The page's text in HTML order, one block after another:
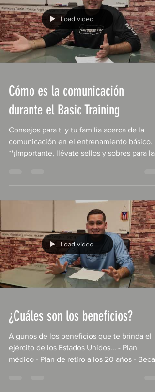
Load video
Cómo es la comunicación
durante el Basic Training
Consejos para ti y tu familia acerca de la
comunicación en el entrenamiento básico.
Load video
¿Cuáles son los beneficios?
Algunos de los beneficios que te brinda el
ejército de los Estados Unidos... - Plan